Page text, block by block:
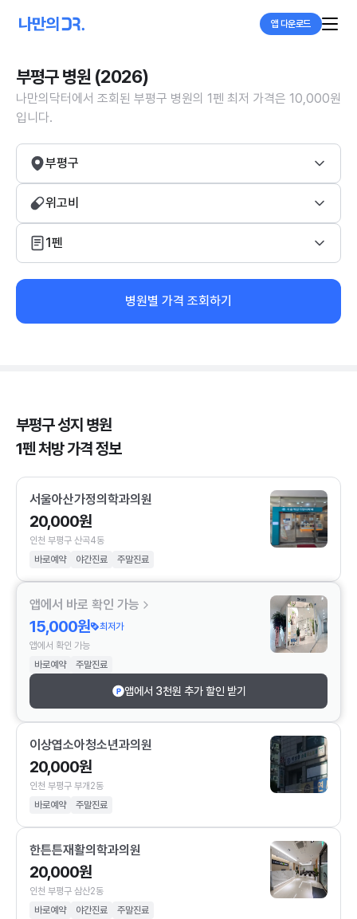
앱 다운로드
부평구 병원 (2026)
나만의닥터에서 조회된 부평구 병원의 1펜 최저 가격은 10,000원
입니다.
부평구
위고비
1펜
병원별 가격 조회하기
부평구 성지 병원
1펜 처방 가격 정보
서울아산가정의학과의원
20,000원
인천 부평구 산곡4동
바로예약
야간진료 주말진료
앱에서 바로 확인 가능
15,000원
최저가
앱에서 확인 가능
바로예약
주말진료
앱에서 3천원 추가 할인 받기
이상엽소아청소년과의원
20,000원
인천 부평구 부개2동
바로예약
주말진료
한튼튼재활의학과의원
20,000원
인천 부평구 삼산2동
바로예약
야간진료 주말진료